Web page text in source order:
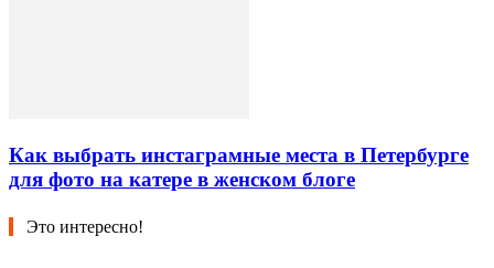
Как выбрать инстаграмные места в Петербурге
для фото на катере в женском блоге
Это интересно!